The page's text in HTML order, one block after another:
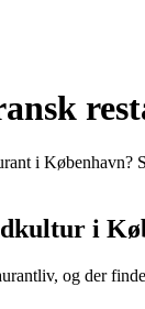
i København?
i
og der